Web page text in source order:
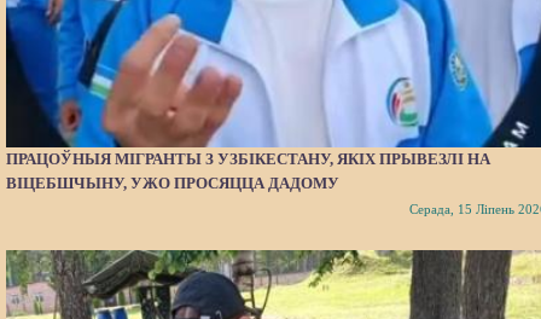
ПРАЦОЎНЫЯ МІГРАНТЫ З УЗБІКЕСТАНУ, ЯКІХ ПРЫВЕЗЛІ НА
ВІЦЕБШЧЫНУ, УЖО ПРОСЯЦЦА ДАДОМУ
Серада, 15 Ліпень